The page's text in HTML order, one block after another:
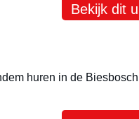
huren in de
Bekijk dit